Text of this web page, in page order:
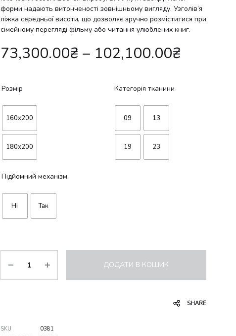
форми надають витонченості зовнішньому вигляду. Узголів’я
ліжка середньої висоти, що дозволяє зручно розміститися при
сімейному перегляді фільму або читання улюблених книг.
73,300.00₴ – 102,100.00₴
Розмір
160х200
180х200
Категорія тканини
09 13
19 23
Підйомний механізм
Ні Так
ДОДАТИ В КОШИК
SHARE
SKU
0381